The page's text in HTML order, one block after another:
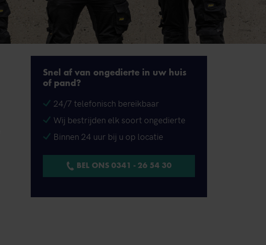
Snel af van ongedierte in uw huis
of pand?
24/7 telefonisch bereikbaar
Wij bestrijden elk soort ongedierte
Binnen 24 uur bij u op locatie
BEL ONS 0341 - 26 54 30